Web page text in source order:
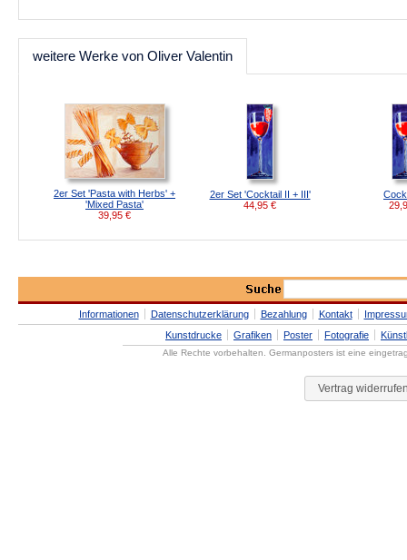
weitere Werke von Oliver Valentin
2er Set 'Pasta with Herbs' +
'Mixed Pasta'
39,95 €
2er Set 'Cocktail II + III'
44,95 €
Informationen Datenschutzerklärung Bezahlung Kontakt
Kunstdrucke
Grafiken Poster Fotografie
Alle Rechte vorbehalten. Germanposters ist eine
Vertrag